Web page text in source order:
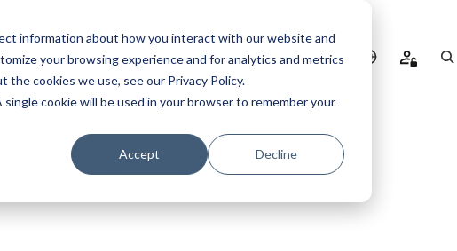
information about how you interact with our website and
your browsing experience and for analytics and metrics
cookies we use, see our Privacy Policy.
cookie will be used in your browser to remember your
Accept Decline
Partner Über Karriere
Zutritt. Verlässliche Performance.